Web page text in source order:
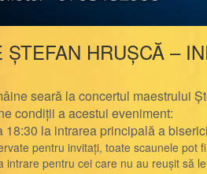
HRUȘCĂ –
seară la concertul maestrului
condiții a acestui eveniment:
la intrarea principală a
pentru invitați, toate scaunele pot
intrare pentru cei care nu au reușit să